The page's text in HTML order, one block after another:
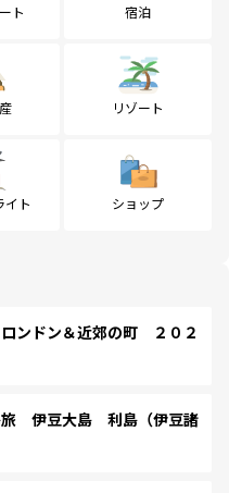
ト 宿泊
リゾート
イト ショップ
ンドン＆近郊の町 ２０２
伊豆大島 利島（伊豆諸